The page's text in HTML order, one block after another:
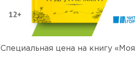
Специальная цена на книгу «Моя